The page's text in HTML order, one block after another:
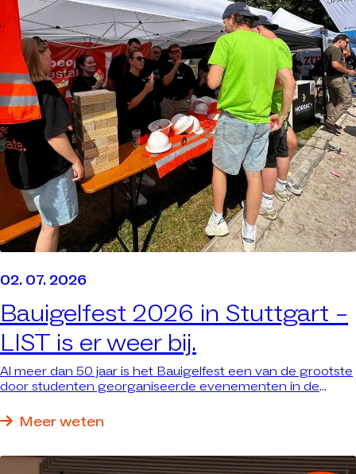
02. 07. 2026
Bauigelfest 2026 in Stuttgart –
LIST is er weer bij.
Al meer dan 50 jaar is het Bauigelfest een van de grootste
door studenten georganiseerde evenementen in de
We waren er weer bij, omdat we graag aanwezig willen zijn
waar jong talent en de sector samenkomen.
Meer weten